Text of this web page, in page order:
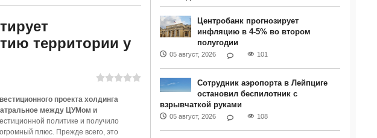
в России
яркие
Vitronic
территории у
проекта холдинга
между ЦУМом и
политике и получило
плюс. Прежде всего, это
Центробанк прогнозирует
инфляцию в 4-5% во втором
полугодии
05 август, 2026 101
Сотрудник аэропорта в Лейпциге
остановил беспилотник с
взрывчаткой руками
05 август, 2026 108